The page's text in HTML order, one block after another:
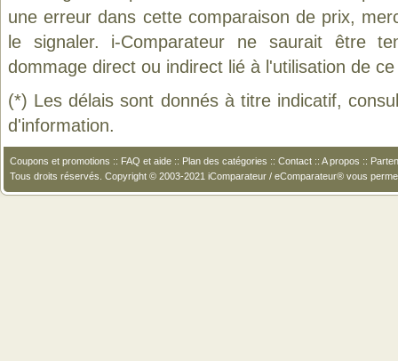
une erreur dans cette comparaison de prix,
le signaler. i-Comparateur ne saurait être
dommage direct ou indirect lié à l'utilisation de
(*) Les délais sont donnés à titre indicatif,
d'information.
Coupons et promotions :: FAQ et aide :: Plan des catégories :: Contact :: A propos ::
Tous droits réservés. Copyright © 2003-2021 iComparateur / eComparateur® vous